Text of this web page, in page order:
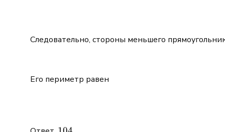
Следовательно, стороны меньшего
Его периметр равен